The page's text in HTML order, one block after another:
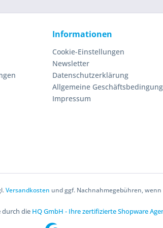
Informationen
Cookie-Einstellungen
Newsletter
Datenschutzerklärung
Allgemeine
Impressum
Versandkosten und ggf. Nachnahmegebühren,
durch die HQ GmbH - Ihre zertifizierte Shopware